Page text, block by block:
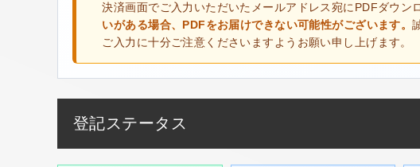
決済画面でご入力いただいたメールアドレス宛にPDFダウン
いがある場合、PDFをお届けできない可能性がございます。
ご入力に十分ご注意くださいますようお願い申し上げます。
登記ステータス